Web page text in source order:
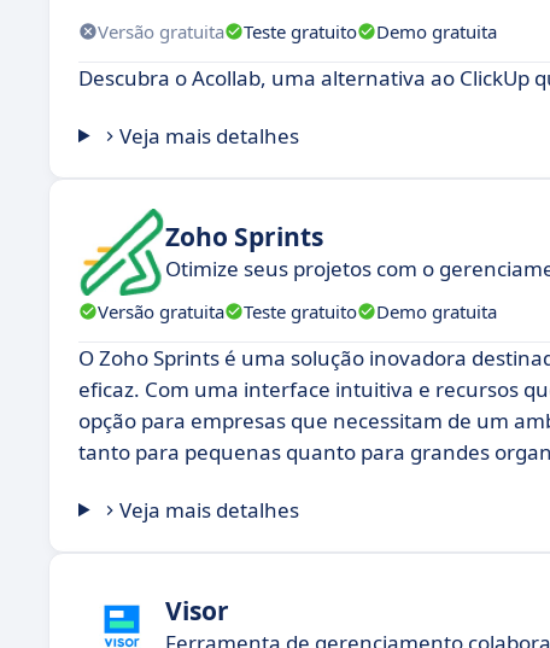
Versão gratuita Teste gratuito Demo gratuita
Descubra o Acollab, uma alternativa ao ClickUp
Veja mais detalhes
Zoho Sprints
Otimize seus projetos com o
Versão gratuita Teste gratuito Demo gratuita
O Zoho Sprints é uma solução inovadora
eficaz. Com uma interface intuitiva e recursos
opção para empresas que necessitam de um
tanto para pequenas quanto para grandes
Veja mais detalhes
Visor
Ferramenta de gerenciamento